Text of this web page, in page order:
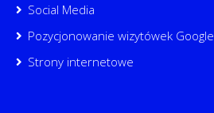
Social Media
Pozycjonowanie wizytówek Google
Strony internetowe